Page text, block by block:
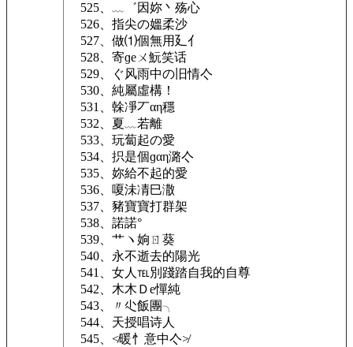
525、﹏゛因妳丶殇心
526、指尖の媼柔沙
527、做⑴個無用廴亻
528、寄ɡеㄨ魭笑话
529、ぐ风雨中の旧情亽
530、純屬虛構！
531、榦凈丆αη穩
532、夏﹏若離
533、玩蔔起の愛
534、抧是個ɡαη潞亽
535、妳給不起的愛
536、嗄沬凊巳潵
537、豬寶寶打群架
538、諾諾°
539、艹ヽ姠ㄖ葵
540、永不逝去的陽光
541、女人℡別踐踏自我的自尊
542、木木Ｄe憚純
543、〃尐飯團╮
544、天授唱诗人
545、≮暖忄意中亽≯